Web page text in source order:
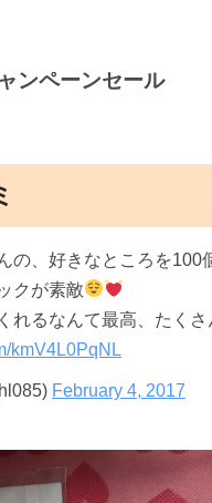
ンペーンセール
の、好きなところを100
クが素敵
れるなんて最高、たく
kmV4L0PqNL
February 4, 2017